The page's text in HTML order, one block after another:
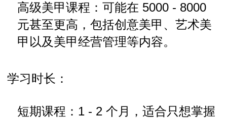
高级美甲课程：可能在 5000 - 8000
元甚至更高，包括创意美甲、艺术美
甲以及美甲经营管理等内容。
学习时长：
短期课程：1 - 2 个月，适合只想掌握